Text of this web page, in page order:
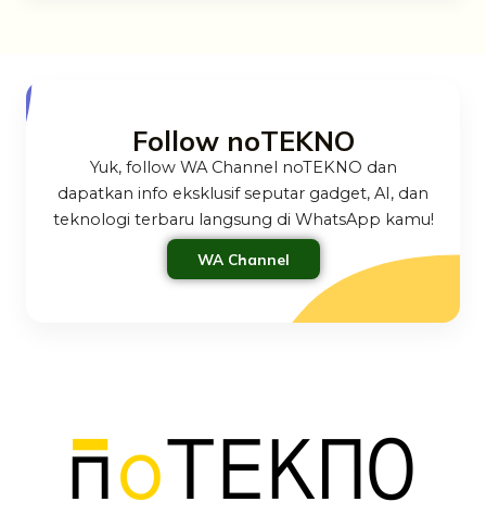
Follow noTEKNO
Yuk, follow WA Channel noTEKNO dan
dapatkan info eksklusif seputar gadget, AI, dan
teknologi terbaru langsung di WhatsApp kamu!
WA Channel